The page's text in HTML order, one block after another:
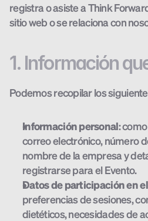
registra o asiste a Think
sitio web o se relaciona con
1. Información
Podemos recopilar los
Información personal:
correo electrónico, número
nombre de la empresa y
registrarse para el Evento.
Datos de participación en
preferencias de sesiones,
dietéticos, necesidades de